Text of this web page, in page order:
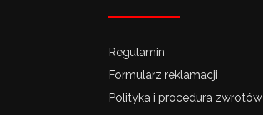
Regulamin
Formularz reklamacji
Polityka i procedura zwrotów